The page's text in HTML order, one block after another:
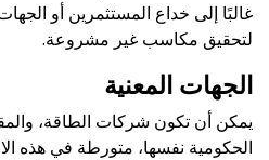
غالبًا إلى خداع المستثمرين أو
لتحقيق مكاسب غير مشروعة.
الجهات المعنية
يمكن أن تكون شركات الطاقة،
الحكومية نفسها، متورطة في هذه